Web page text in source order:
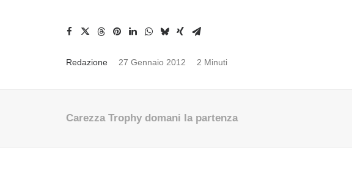
Redazione 27 Gennaio 2012 2 Minuti
Carezza Trophy domani la partenza